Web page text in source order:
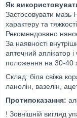
Як
Застосовувати мазь
характеру та
Рекомендовано
За наявності
аптечний аплікатор
положення на 30-40
Склад: біла свіжа
ланолін, вазелін,
Протипоказання:
! Зовнішній вигляд